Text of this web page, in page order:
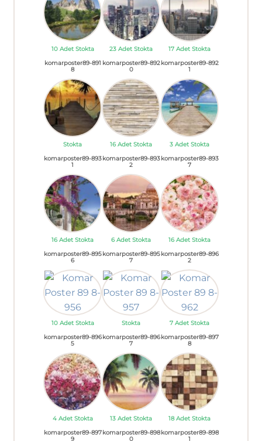
10 Adet Stokta 23 Adet Stokta
17 Adet Stokta
komarposter89-891
8
Stokta
komarposter89-892
0
16 Adet Stokta
komarposter89-892
1
3 Adet Stokta
komarposter89-893
1
16 Adet Stokta
komarposter89-893
2
6 Adet Stokta
komarposter89-893
7
16 Adet Stokta
komarposter89-895
6
10 Adet Stokta
komarposter89-895
7
Stokta
komarposter89-896
2
7 Adet Stokta
komarposter89-896
5
4 Adet Stokta
komarposter89-896
7
13 Adet Stokta
komarposter89-897
8
18 Adet Stokta
komarposter89-897
9
komarposter89-898
0
komarposter89-898
1